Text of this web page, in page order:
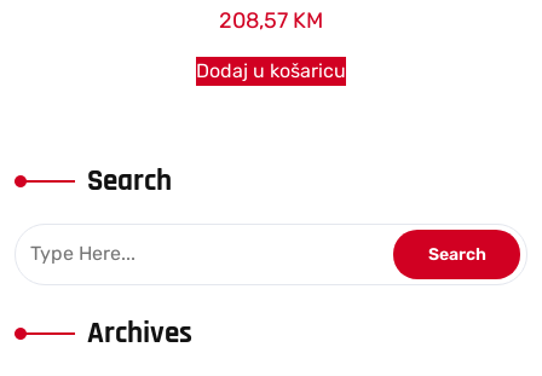
208,57 KM
Dodaj u košaricu
Search
Archives